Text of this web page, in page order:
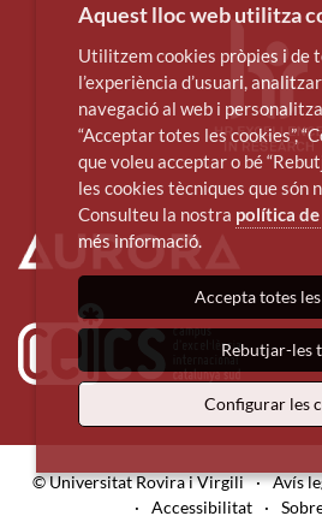
© Universitat Rovira i Virgili · Avís
·
Accessibilitat ·
Aquest lloc web utilitza
Utilitzem cookies pròpies i de
l’experiència d’usuari,
navegació al web i
“Acceptar totes les cookies”,
que voleu acceptar o bé
les cookies tècniques que són
Consulteu la nostra política
més informació.
Accepta totes
Rebutjar-les
Configurar les